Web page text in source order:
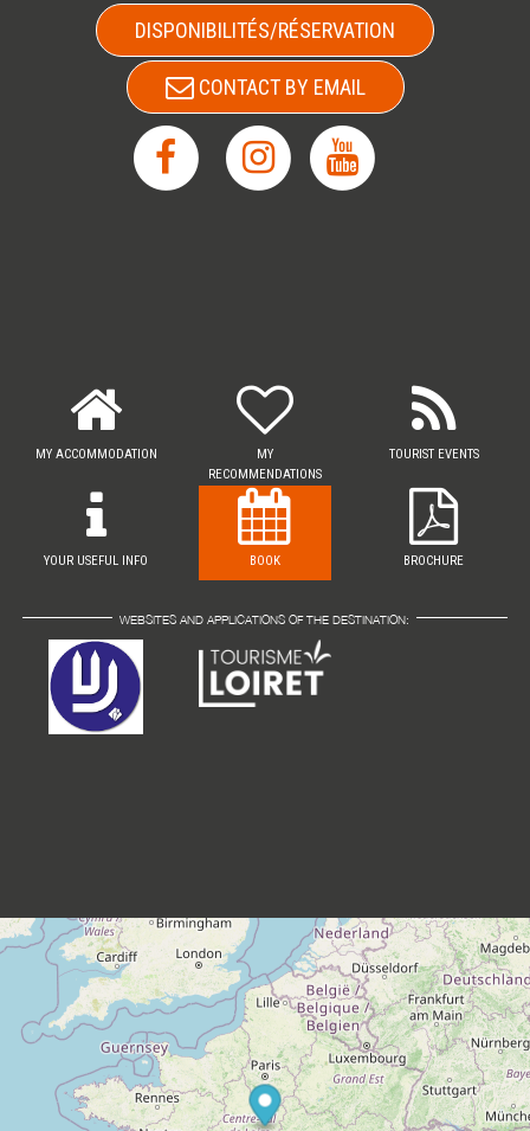
DISPONIBILITÉS/RÉSERVATION
CONTACT BY EMAIL
MY ACCOMMODATION
MY
RECOMMENDATIONS
TOURIST EVENTS
YOUR USEFUL INFO BOOK BROCHURE
WEBSITES AND APPLICATIONS OF THE DESTINATION: